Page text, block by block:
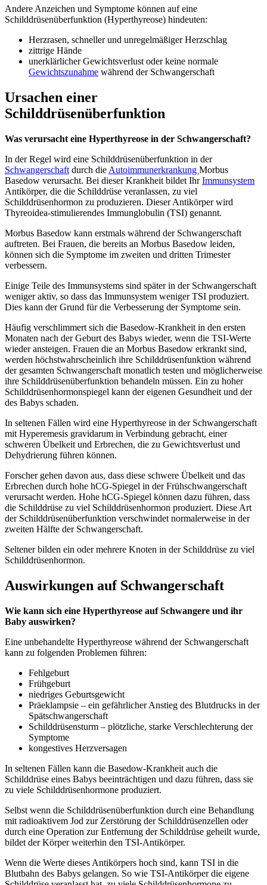
Andere Anzeichen und Symptome können auf eine
Schilddrüsenüberfunktion (Hyperthyreose) hindeuten:
Herzrasen, schneller und unregelmäßiger Herzschlag
zittrige Hände
unerklärlicher Gewichtsverlust oder keine normale
Gewichtszunahme während der Schwangerschaft
Ursachen einer
Schilddrüsenüberfunktion
Was verursacht eine Hyperthyreose in der Schwangerschaft?
In der Regel wird eine Schilddrüsenüberfunktion in der
Schwangerschaft durch die Autoimmunerkrankung Morbus
Basedow verursacht. Bei dieser Krankheit bildet IhrImmunsystem
Antikörper, die die Schilddrüse veranlassen, zu viel
Schilddrüsenhormon zu produzieren. Dieser Antikörper wird
Thyreoidea-stimulierendes Immunglobulin (TSI) genannt.
Morbus Basedow kann erstmals während der Schwangerschaft
auftreten. Bei Frauen, die bereits an Morbus Basedow leiden,
können sich die Symptome im zweiten und dritten Trimester
verbessern.
Einige Teile des Immunsystems sind später in der Schwangerschaft
weniger aktiv, so dass das Immunsystem weniger TSI produziert.
Dies kann der Grund für die Verbesserung der Symptome sein.
Häufig verschlimmert sich die Basedow-Krankheit in den ersten
Monaten nach der Geburt des Babys wieder, wenn die TSI-Werte
wieder ansteigen. Frauen die an Morbus Basedow erkrankt sind,
werden höchstwahrscheinlich ihre Schilddrüsenfunktion während
der gesamten Schwangerschaft monatlich testen und möglicherweise
ihre Schilddrüsenüberfunktion behandeln müssen. Ein zu hoher
Schilddrüsenhormonspiegel kann der eigenen Gesundheit und der
des Babys schaden.
In seltenen Fällen wird eine Hyperthyreose in der Schwangerschaft
mit Hyperemesis gravidarum in Verbindung gebracht, einer
schweren Übelkeit und Erbrechen, die zu Gewichtsverlust und
Dehydrierung führen können.
Forscher gehen davon aus, dass diese schwere Übelkeit und das
Erbrechen durch hohe hCG-Spiegel in der Frühschwangerschaft
verursacht werden. Hohe hCG-Spiegel können dazu führen, dass
die Schilddrüse zu viel Schilddrüsenhormon produziert. Diese Art
der Schilddrüsenüberfunktion verschwindet normalerweise in der
zweiten Hälfte der Schwangerschaft.
Seltener bilden ein oder mehrere Knoten in der Schilddrüse zu viel
Schilddrüsenhormon.
Auswirkungen auf Schwangerschaft
Wie kann sich eine Hyperthyreose auf Schwangere und ihr
Baby auswirken?
Eine unbehandelte Hyperthyreose während der Schwangerschaft
kann zu folgenden Problemen führen:
Fehlgeburt
Frühgeburt
niedriges Geburtsgewicht
Präeklampsie – ein gefährlicher Anstieg des Blutdrucks in der
Spätschwangerschaft
Schilddrüsensturm – plötzliche, starke Verschlechterung der
Symptome
kongestives Herzversagen
In seltenen Fällen kann die Basedow-Krankheit auch die
Schilddrüse eines Babys beeinträchtigen und dazu führen, dass sie
zu viele Schilddrüsenhormone produziert.
Selbst wenn die Schilddrüsenüberfunktion durch eine Behandlung
mit radioaktivem Jod zur Zerstörung der Schilddrüsenzellen oder
durch eine Operation zur Entfernung der Schilddrüse geheilt wurde,
bildet der Körper weiterhin den TSI-Antikörper.
Wenn die Werte dieses Antikörpers hoch sind, kann TSI in die
Blutbahn des Babys gelangen. So wie TSI-Antikörper die eigene